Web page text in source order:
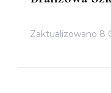
Zaktualizowano 8